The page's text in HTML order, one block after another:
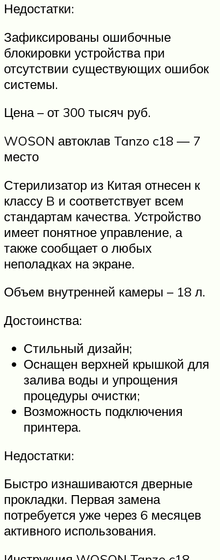
Недостатки:
Зафиксированы ошибочные
блокировки устройства при
отсутствии существующих ошибок
системы.
Цена – от 300 тысяч руб.
WOSON автоклав Tanzo c18 — 7
место
Стерилизатор из Китая отнесен к
классу B и соответствует всем
стандартам качества. Устройство
имеет понятное управление, а
также сообщает о любых
неполадках на экране.
Объем внутренней камеры – 18 л.
Достоинства:
Стильный дизайн;
Оснащен верхней крышкой для
залива воды и упрощения
процедуры очистки;
Возможность подключения
принтера.
Недостатки:
Быстро изнашиваются дверные
прокладки. Первая замена
потребуется уже через 6 месяцев
активного использования.